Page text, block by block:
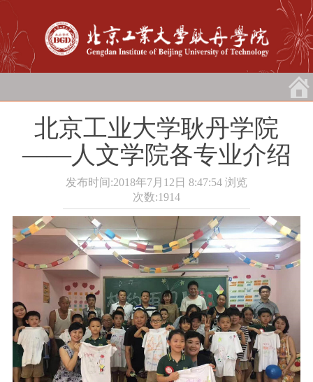
北京工业大学耿丹学院
——人文学院各专业介绍
发布时间:2018年7月12日 8:47:54 浏览
次数:1914